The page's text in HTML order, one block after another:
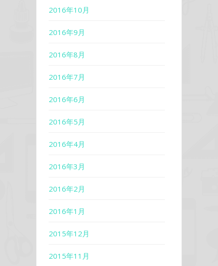
2016年10月
2016年9月
2016年8月
2016年7月
2016年6月
2016年5月
2016年4月
2016年3月
2016年2月
2016年1月
2015年12月
2015年11月